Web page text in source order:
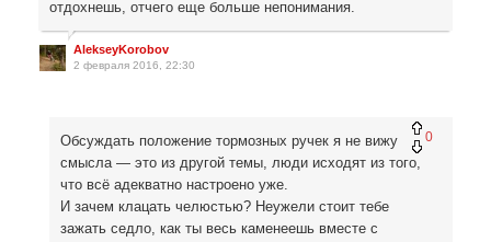
отдохнешь, отчего еще больше непонимания.
AlekseyKorobov
2 февраля 2016, 22:30
0
Обсуждать положение тормозных ручек я не вижу
смысла — это из другой темы, люди исходят из того,
что всё адекватно настроено уже.
И зачем клацать челюстью? Неужели стоит тебе
зажать седло, как ты весь каменеешь вместе с